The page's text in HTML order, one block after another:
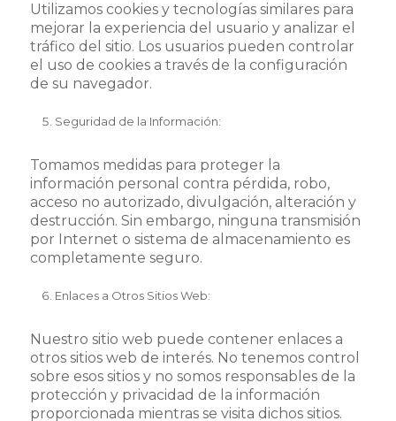
Utilizamos cookies y tecnologías similares para
mejorar la experiencia del usuario y analizar el
tráfico del sitio. Los usuarios pueden controlar
el uso de cookies a través de la configuración
de su navegador.
Seguridad de la Información:
Tomamos medidas para proteger la
información personal contra pérdida, robo,
acceso no autorizado, divulgación, alteración y
destrucción. Sin embargo, ninguna transmisión
por Internet o sistema de almacenamiento es
completamente seguro.
Enlaces a Otros Sitios Web:
Nuestro sitio web puede contener enlaces a
otros sitios web de interés. No tenemos control
sobre esos sitios y no somos responsables de la
protección y privacidad de la información
proporcionada mientras se visita dichos sitios.